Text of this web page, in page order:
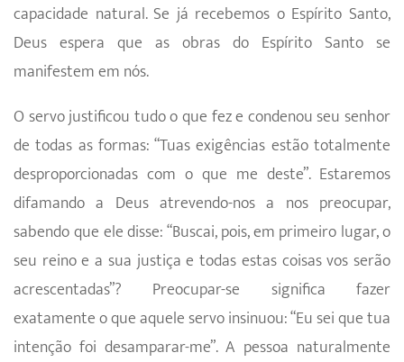
capacidade natural. Se já recebemos o Espírito Santo,
Deus espera que as obras do Espírito Santo se
manifestem em nós.
O servo justificou tudo o que fez e condenou seu senhor
de todas as formas: “Tuas exigências estão totalmente
desproporcionadas com o que me deste”. Estaremos
difamando a Deus atrevendo-nos a nos preocupar,
sabendo que ele disse: “Buscai, pois, em primeiro lugar, o
seu reino e a sua justiça e todas estas coisas vos serão
acrescen­tadas”? Preocupar-se significa fazer
exatamente o que aquele servo insinuou: “Eu sei que tua
intenção foi desamparar-me”. A pessoa naturalmente